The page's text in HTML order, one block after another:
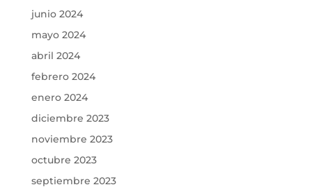
junio 2024
mayo 2024
abril 2024
febrero 2024
enero 2024
diciembre 2023
noviembre 2023
octubre 2023
septiembre 2023